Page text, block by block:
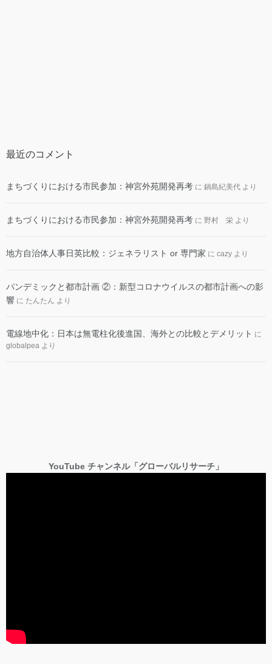
最近のコメント
まちづくりにおける市民参加：神宮外苑開発再考 に 鍋島紀美代 より
まちづくりにおける市民参加：神宮外苑開発再考 に 野村 栄 より
地方自治体人事日英比較：ジェネラリスト or 専門家 に cazy より
パンデミックと都市計画 ②：新型コロナウイルスの都市計画への影
響 に たんたん より
電線地中化：日本は無電柱化後進国、海外との比較とデメリット に
globalpea より
YouTube チャンネル「グローバルリサーチ」